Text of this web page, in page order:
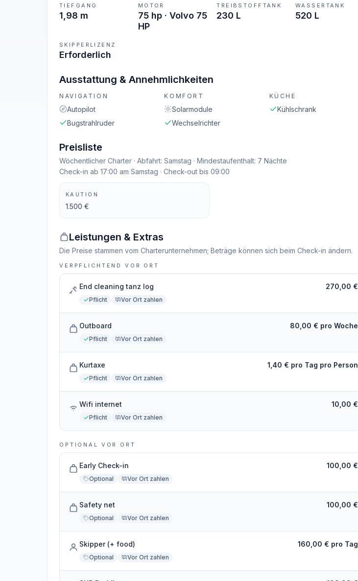
TIEFGANG
1,98 m
MOTOR
75 hp · Volvo 75
HP
TREIBSTOFFTANK
230 L
WASSERTANK
520 L
SKIPPERLIZENZ
Erforderlich
Ausstattung & Annehmlichkeiten
NAVIGATION
Autopilot
Bugstrahlruder
KOMFORT
Solarmodule
Wechselrichter
KÜCHE
Kühlschrank
Preisliste
Wöchentlicher Charter · Abfahrt: Samstag · Mindestaufenthalt: 7 Nächte
Check-in ab 17:00 am Samstag · Check-out bis 09:00
KAUTION
1.500 €
Leistungen & Extras
Die Preise stammen vom Charterunternehmen; Beträge können sich beim Check-in ändern.
VERPFLICHTEND VOR ORT
End cleaning tanz log
Pflicht Vor Ort zahlen
270,00 €
Outboard
Pflicht Vor Ort zahlen
80,00 € pro Woche
Kurtaxe
Pflicht Vor Ort zahlen
1,40 € pro Tag pro Person
Wifi internet
Pflicht Vor Ort zahlen
10,00 €
OPTIONAL VOR ORT
Early Check-in
Optional Vor Ort zahlen
100,00 €
Safety net
Optional Vor Ort zahlen
100,00 €
Skipper (+ food)
Optional Vor Ort zahlen
160,00 € pro Tag